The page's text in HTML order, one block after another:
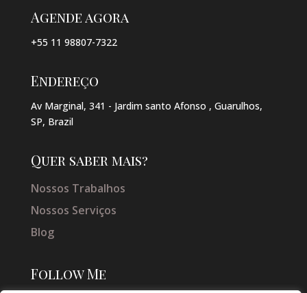
Agende agora
+55 11 98807-7322
Endereço
Av Marginal, 341 - Jardim santo Afonso , Guarulhos,
SP, Brazil
Quer saber mais?
Nossos Trabalhos
Nossos Serviços
Blog
Follow Me